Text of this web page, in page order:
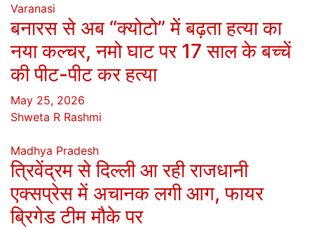
Varanasi
बनारस से अब “क्योटो” में बढ़ता हत्या का
नया कल्चर, नमो घाट पर 17 साल के बच्चें
की पीट-पीट कर हत्या
May 25, 2026
Shweta R Rashmi
Madhya Pradesh
त्रिवेंद्रम से दिल्ली आ रही राजधानी
एक्सप्रेस में अचानक लगी आग, फायर
ब्रिगेड टीम मौके पर